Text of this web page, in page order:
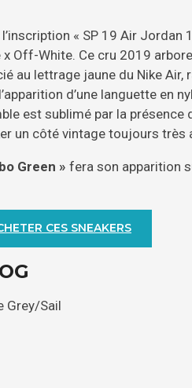
« SP 19 Air Jordan
Off-White. Ce cru 2019
au lettrage jaune du Nike Air,
d’une languette en
est sublimé par la présence
un côté vintage toujours très
Green » fera son apparition
CES SNEAKERS
Grey/Sail